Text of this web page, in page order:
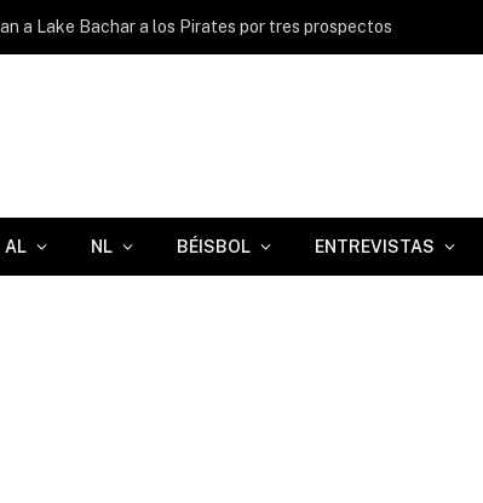
a Lake Bachar a los Pirates por tres prospectos
AL NL BÉISBOL ENTREVISTAS